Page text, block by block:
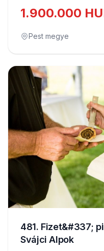
1.900.000
Pest megye
481. Fizet&#337;
Svájci Alpok